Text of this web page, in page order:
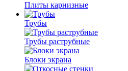
Плиты карнизные
Трубы
Трубы раструбные
Блоки экрана